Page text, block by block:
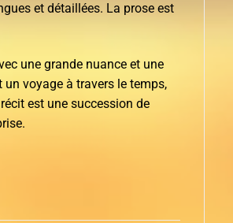
et détaillées. La prose est
une grande nuance et une
voyage à travers le temps,
est une succession de